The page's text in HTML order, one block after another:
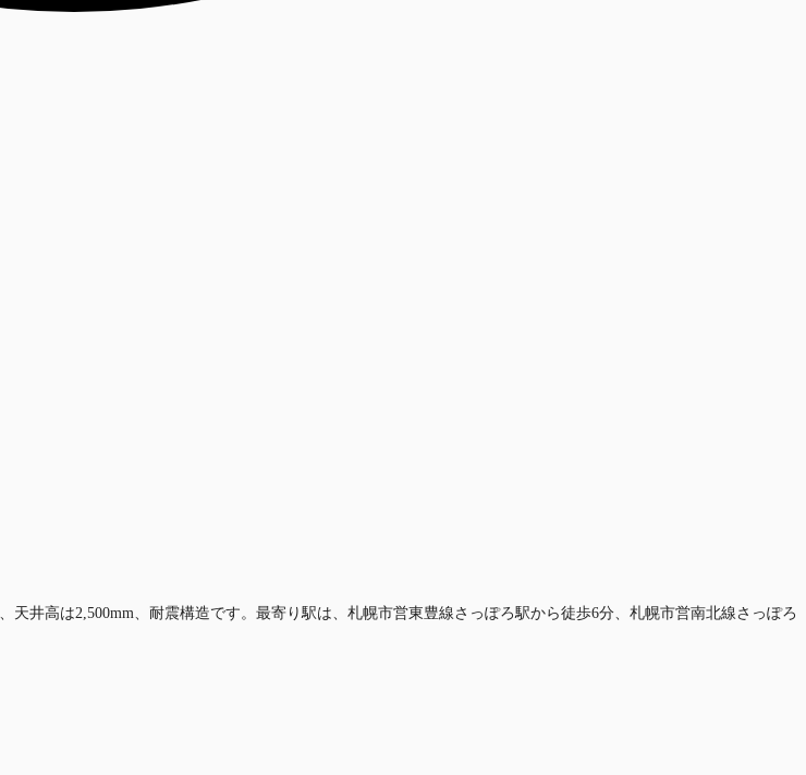
井高は2,500mm、耐震構造です。最寄り駅は、札幌市営東豊線さっぽろ駅から徒歩6分、札幌市営南北線さっぽろ